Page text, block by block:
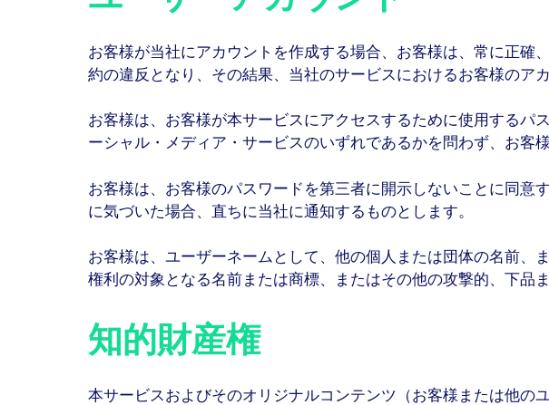
お客様が当社にアカウントを作成する場合、お客様は、常に正確
約の違反となり、その結果、当社のサービスにおけるお客様のア
お客様は、お客様が本サービスにアクセスするために使用するパ
ーシャル・メディア・サービスのいずれであるかを問わず、お客
お客様は、お客様のパスワードを第三者に開示しないことに同意
に気づいた場合、直ちに当社に通知するものとします。
お客様は、ユーザーネームとして、他の個人または団体の名前
権利の対象となる名前または商標、またはその他の攻撃的、下品
知的財産権
本サービスおよびそのオリジナルコンテンツ（お客様または他の